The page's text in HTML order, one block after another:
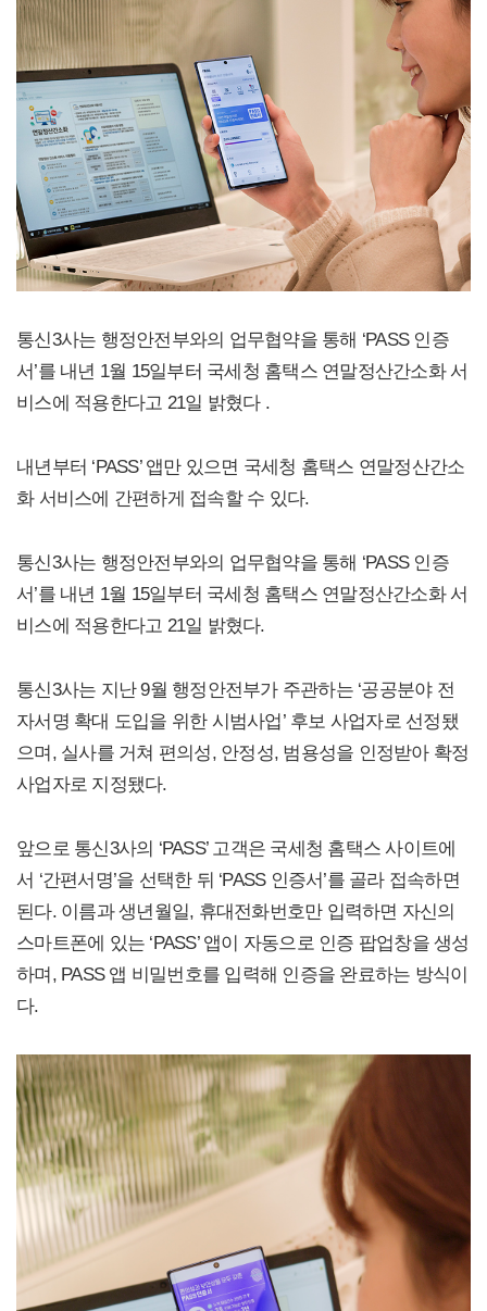
통신3사는 행정안전부와의 업무협약을 통해 ‘PASS 인증
서’를 내년 1월 15일부터 국세청 홈택스 연말정산간소화 서
비스에 적용한다고 21일 밝혔다 .
내년부터 ‘PASS’ 앱만 있으면 국세청 홈택스 연말정산간소
화 서비스에 간편하게 접속할 수 있다.
통신3사는 행정안전부와의 업무협약을 통해 ‘PASS 인증
서’를 내년 1월 15일부터 국세청 홈택스 연말정산간소화 서
비스에 적용한다고 21일 밝혔다.
통신3사는 지난 9월 행정안전부가 주관하는 ‘공공분야 전
자서명 확대 도입을 위한 시범사업’ 후보 사업자로 선정됐
으며, 실사를 거쳐 편의성, 안정성, 범용성을 인정받아 확정
사업자로 지정됐다.
앞으로 통신3사의 ‘PASS’ 고객은 국세청 홈택스 사이트에
서 ‘간편서명’을 선택한 뒤 ‘PASS 인증서’를 골라 접속하면
된다. 이름과 생년월일, 휴대전화번호만 입력하면 자신의
스마트폰에 있는 ‘PASS’ 앱이 자동으로 인증 팝업창을 생성
하며, PASS 앱 비밀번호를 입력해 인증을 완료하는 방식이
다.